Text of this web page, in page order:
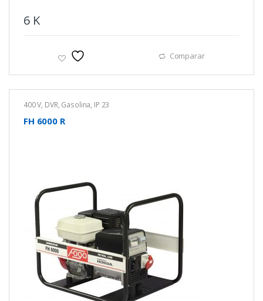
6 K
Comparar
400 V, DVR, Gasolina, IP 23
FH 6000 R